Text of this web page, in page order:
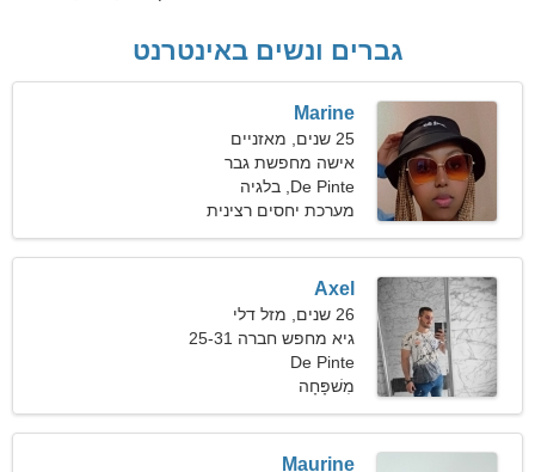
גברים ונשים באינטרנט
Marine
25 שנים, מאזניים
אישה מחפשת גבר
De Pinte, בלגיה
מערכת יחסים רצינית
Axel
26 שנים, מזל דלי
גיא מחפש חברה 25-31
De Pinte
מִשׁפָּחָה
Maurine